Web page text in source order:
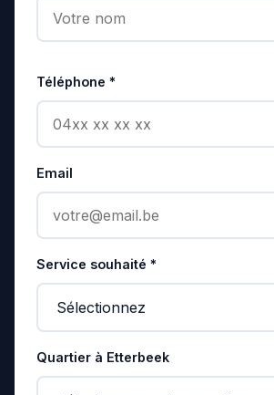
Téléphone *
Email
Service souhaité *
Quartier à Etterbeek